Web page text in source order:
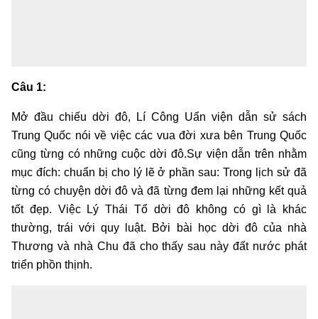
Câu 1:
Mở đầu chiếu dời đô, Lí Công Uẩn viện dẫn sử sách
Trung Quốc nói về việc các vua đời xưa bên Trung Quốc
cũng từng có những cuộc dời đô.Sự viện dẫn trên nhằm
mục đích: chuẩn bị cho lý lẽ ở phần sau: Trong lịch sử đã
từng có chuyện dời đô và đã từng đem lại những kết quả
tốt đẹp. Việc Lý Thái Tổ dời đô không có gì là khác
thường, trái với quy luật. Bởi bài học dời đô của nhà
Thương và nhà Chu đã cho thấy sau này đất nước phát
triển phồn thịnh.